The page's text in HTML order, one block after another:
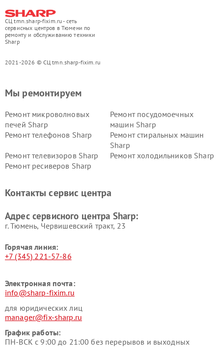
СЦ tmn.sharp-fixim.ru - сеть
сервисных центров в Тюмени по
ремонту и обслуживанию техники
Sharp
2021-2026 © СЦ tmn.sharp-fixim.ru
Мы ремонтируем
Ремонт микроволновых
печей Sharp
Ремонт посудомоечных
машин Sharp
Ремонт телефонов Sharp
Ремонт стиральных машин
Sharp
Ремонт телевизоров Sharp
Ремонт холодильников Sharp
Ремонт ресиверов Sharp
Контакты сервис центра
Адрес сервисного центра Sharp:
г. Тюмень, ​Червишевский тракт, 23
Горячая линия:
+7 (345) 221-57-86
Электронная почта:
info@sharp-fixim.ru
для юридических лиц
manager@fix-sharp.ru
График работы:
ПН-ВСК с 9:00 до 21:00 без перерывов и выходных